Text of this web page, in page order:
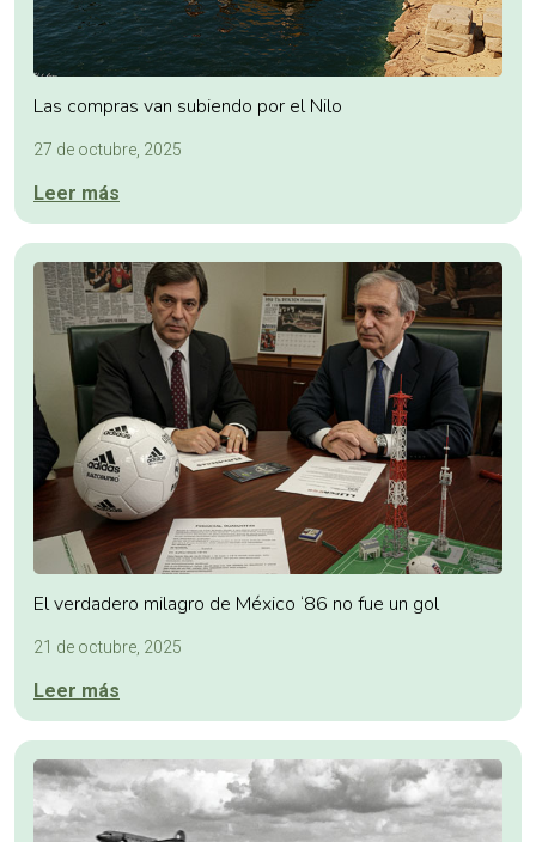
Las compras van subiendo por el Nilo
27 de octubre, 2025
Leer más
El verdadero milagro de México ‘86 no fue un gol
21 de octubre, 2025
Leer más